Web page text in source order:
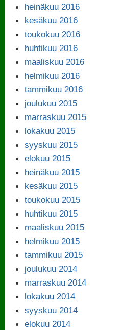
heinäkuu 2016
kesäkuu 2016
toukokuu 2016
huhtikuu 2016
maaliskuu 2016
helmikuu 2016
tammikuu 2016
joulukuu 2015
marraskuu 2015
lokakuu 2015
syyskuu 2015
elokuu 2015
heinäkuu 2015
kesäkuu 2015
toukokuu 2015
huhtikuu 2015
maaliskuu 2015
helmikuu 2015
tammikuu 2015
joulukuu 2014
marraskuu 2014
lokakuu 2014
syyskuu 2014
elokuu 2014